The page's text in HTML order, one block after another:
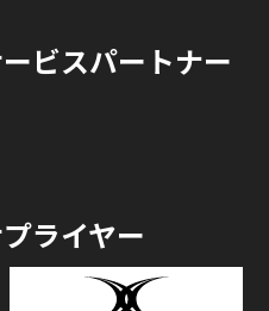
ビスパートナー
ライヤー